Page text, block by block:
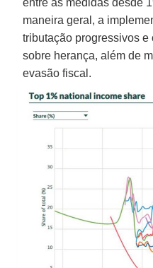
maneira geral, a
tributação progressivos
sobre herança, além de
evasão fiscal.